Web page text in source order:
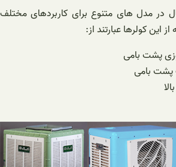
در مدل های متنوع برای کاربردهای مختلف
این کولرها عبارتند از:
پشت بامی
پشت بامی